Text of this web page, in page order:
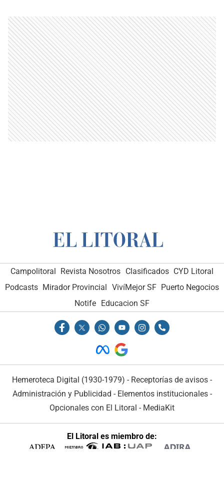
Campolitoral Revista Nosotros Clasificados CYD Litoral
Podcasts Mirador Provincial VivíMejor SF Puerto Negocios
Notife Educacion SF
Hemeroteca Digital (1930-1979) - Receptorías de avisos -
Administración y Publicidad - Elementos institucionales-
Opcionales con El Litoral - MediaKit
El Litoral es miembro de: